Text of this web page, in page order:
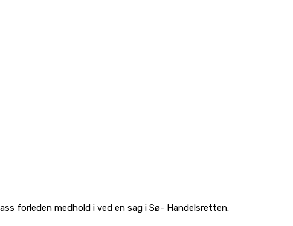
forleden medhold i ved en sag i Sø- Handelsretten.